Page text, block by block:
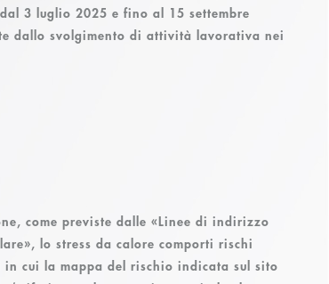
dal 3 luglio 2025 e fino al 15 settembre
dallo svolgimento di attività lavorativa nei
come previste dalle «Linee di indirizzo
lo stress da calore comporti rischi
cui la mappa del rischio indicata sul sito